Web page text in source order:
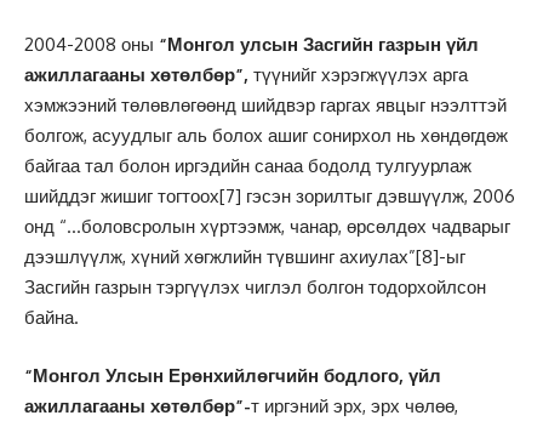
2004-2008 оны “Монгол улсын Засгийн газрын үйл
ажиллагааны хөтөлбөр”, түүнийг хэрэгжүүлэх арга
хэмжээний төлөвлөгөөнд шийдвэр гаргах явцыг нээлттэй
болгож, асуудлыг аль болох ашиг сонирхол нь хөндөгдөж
байгаа тал болон иргэдийн санаа бодолд тулгуурлаж
шийддэг жишиг тогтоох[7] гэсэн зорилтыг дэвшүүлж, 2006
онд “…боловсролын хүртээмж, чанар, өрсөлдөх чадварыг
дээшлүүлж, хүний хөгжлийн түвшинг ахиулах”[8]-ыг
Засгийн газрын тэргүүлэх чиглэл болгон тодорхойлсон
байна.
“Монгол Улсын Ерөнхийлөгчийн бодлого, үйл
ажиллагааны хөтөлбөр”-т иргэний эрх, эрх чөлөө,